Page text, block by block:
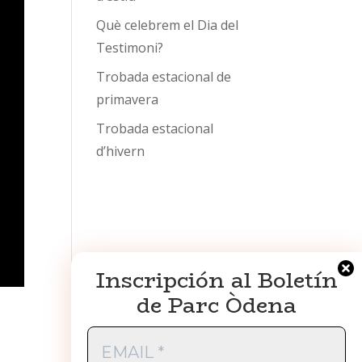
Inscripción al Boletín
de Parc Òdena
EMAIL
Què celebrem el Dia del
Testimoni?
Trobada estacional de
primavera
Trobada estacional
d’hivern